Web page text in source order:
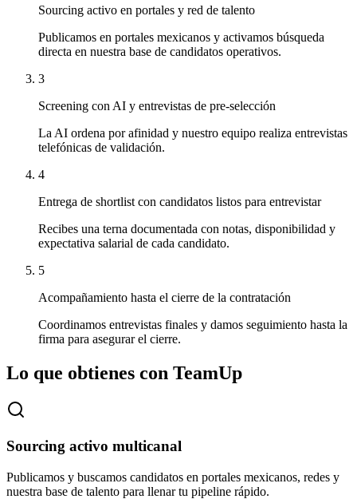
Sourcing activo en portales y red de talento
Publicamos en portales mexicanos y activamos búsqueda
directa en nuestra base de candidatos operativos.
3
Screening con AI y entrevistas de pre-selección
La AI ordena por afinidad y nuestro equipo realiza entrevistas
telefónicas de validación.
4
Entrega de shortlist con candidatos listos para entrevistar
Recibes una terna documentada con notas, disponibilidad y
expectativa salarial de cada candidato.
5
Acompañamiento hasta el cierre de la contratación
Coordinamos entrevistas finales y damos seguimiento hasta la
firma para asegurar el cierre.
Lo que obtienes con TeamUp
Sourcing activo multicanal
Publicamos y buscamos candidatos en portales mexicanos, redes y
nuestra base de talento para llenar tu pipeline rápido.